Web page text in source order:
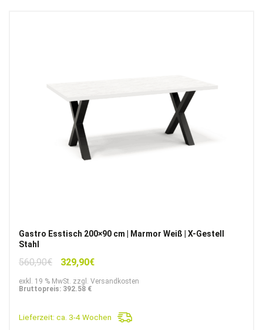
Gastro Esstisch 200×90 cm | Marmor Weiß | X-Gestell
Stahl
560,90€
Ursprünglicher
war:
329,90€Aktueller
ist:
exkl. 19 % MwSt. zzgl. Versandkosten
Bruttopreis: 392.58 €
Lieferzeit: ca. 3-4 Wochen